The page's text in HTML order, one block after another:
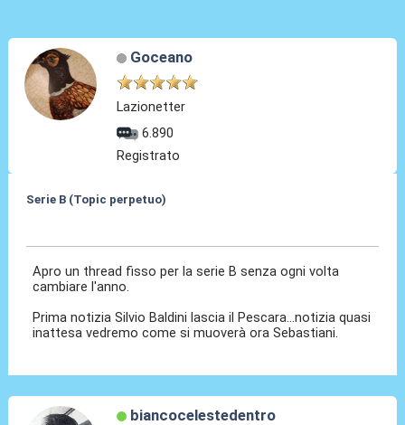
Goceano
Lazionetter
6.890
Registrato
Serie B (Topic perpetuo)
Apro un thread fisso per la serie B senza ogni volta
cambiare l'anno.
Prima notizia Silvio Baldini lascia il Pescara...notizia quasi
inattesa vedremo come si muoverà ora Sebastiani.
biancocelestedentro